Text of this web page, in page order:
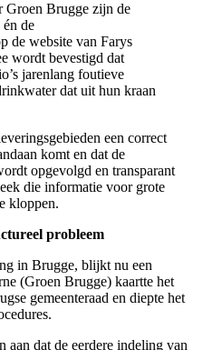
Groen Brugge zijn de
de
de website van Farys
wordt bevestigd dat
jarenlang foutieve
dat uit hun kraan
een correct
komt en dat de
opgevolgd en transparant
die informatie voor grote
kloppen.
probleem
in Brugge, blijkt nu een
(Groen Brugge) kaartte het
gemeenteraad en diepte het
aan dat de eerdere indeling van